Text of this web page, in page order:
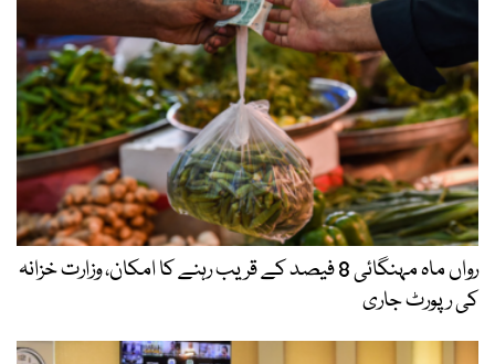
رواں ماہ مہنگائی 8 فیصد کے قریب رہنے کا امکان، وزارت خزانہ
کی رپورٹ جاری